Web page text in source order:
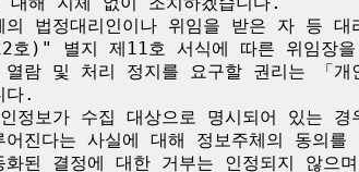
법정대리인이나 위임을 받은 자 등
호)" 별지 제11호 서식에 따른 위임장을
람 및 처리 정지를 요구할 권리는 「개
다.
보가 수집 대상으로 명시되어 있는 경
진다는 사실에 대해 정보주체의 동의
화된 결정에 대한 거부는 인정되지 않으